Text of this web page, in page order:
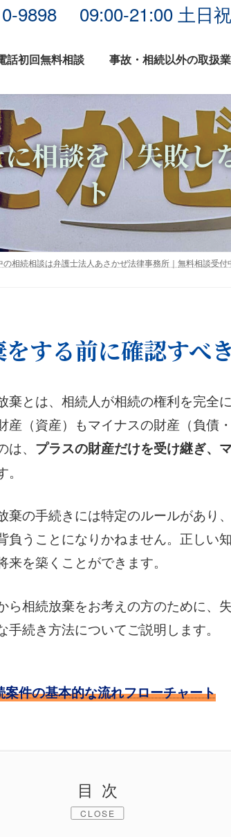
9898 09:00-21:00 土日
話初回無料相談 事故・相続以外の取扱
相談を｜失敗し
ト
の相続相談は弁護士法人あさかぜ法律事務所｜無料相談受付
をする前に確認すべ
棄とは、相続人が相続の権利を完全
産（資産）もマイナスの財産（負債
、 プラスの財産だけを受け継ぎ、
棄の手続きには特定のルールがあり
負うことになりかねません。正しい
来を築くことができます。
ら相続放棄をお考えの方のために、
手続き方法についてご説明します。
案件の基本的な流れフローチャート
目次
CLOSE